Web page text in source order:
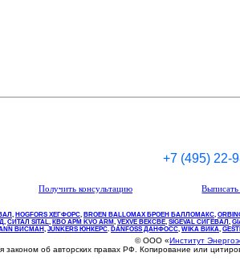
+7 (495) 22-
Получить консультацию
, НOGFORS ХЕГФОРС, BROEN BALLOMAX БРОЕН БАЛЛОМАКС,
, СИТАЛ SITAL, КВО АРМ KVO ARM, VEXVE ВЕКСВЕ, SIGEVAL СИГЕВАЛ ,
ВИСМАН , JUNKERS ЮНКЕРС. DANFOSS ДАНФОСС, WIKA ВИКА,
© ООО «Институт
законом об авторских правах РФ. Копирование или